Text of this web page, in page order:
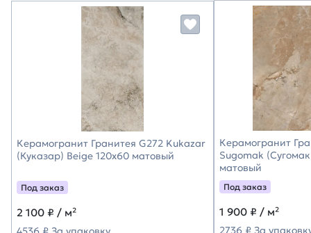
Керамогранит Гранитея G272 Kukazar
(Куказар) Beige 120х60 матовый
Под заказ
2 100 ₽ / м²
Керамогранит
Sugomak
матовый
Под заказ
1 900 ₽ / м²
2736 ₽ За